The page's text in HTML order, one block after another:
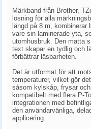
Märkband från Brother,
lösning för alla
längd på 8 m,
vare sin laminerade yta,
utomhusbruk. Den matta
text skapar en tydlig och
förbättrar läsbarheten.
Det är utformat för att
temperaturer, vilket gör
såsom kylskåp, frysar
kompatibelt med flera P-
integrationen med
den användarvänliga,
applicering.